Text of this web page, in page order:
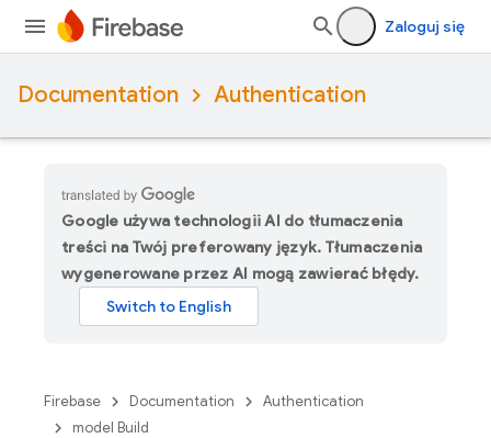
Zaloguj się
Documentation Authentication
Google używa technologii AI do tłumaczenia
treści na Twój preferowany język. Tłumaczenia
wygenerowane przez AI mogą zawierać błędy.
Firebase Documentation
Authentication
model Build